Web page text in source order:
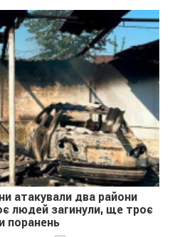
атакували два райони
людей загинули, ще троє
поранень